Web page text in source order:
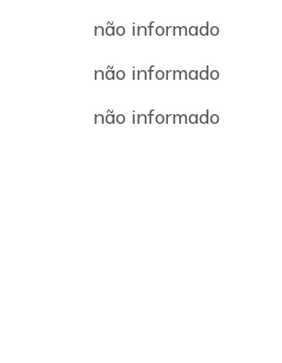
não informado
não informado
não informado